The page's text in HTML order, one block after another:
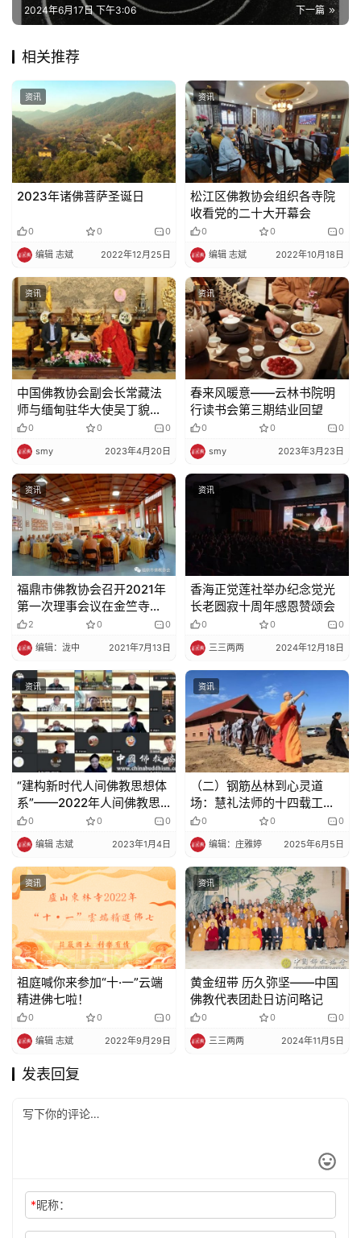
下一篇
2024年6月17日 下午3:06
相关推荐
资讯
2023年诸佛菩萨圣诞日
0 0 0
编辑 志斌 2022年12月25日
资讯
松江区佛教协会组织各寺院
收看党的二十大开幕会
0 0 0
编辑 志斌 2022年10月18日
资讯
中国佛教协会副会长常藏法
师与缅甸驻华大使吴丁貌瑞
等在北京灵光寺欢度缅历新
年泼水节
0 0 0
smy 2023年4月20日
资讯
春来风暖意——云林书院明
行读书会第三期结业回望
0 0 0
smy 2023年3月23日
资讯
福鼎市佛教协会召开2021年
第一次理事会议在金竺寺召
开2 0 0
编辑：泷中 2021年7月13日
资讯
香海正觉莲社举办纪念觉光
长老圆寂十周年感恩赞颂会
0 0 0
三三两两 2024年12月18日
资讯
“建构新时代人间佛教思想体
系”——2022年人间佛教思
想建设研讨会专家学者发言
与论文观点摘编
0 0 0
编辑 志斌 2023年1月4日
资讯
（二）钢筋丛林到心灵道
场：慧礼法师的十四载工程
弘法
0 0 0
编辑：庄雅婷 2025年6月5日
资讯
祖庭喊你来参加“十·一”云端
精进佛七啦！
0 0 0
编辑 志斌 2022年9月29日
资讯
黄金纽带 历久弥坚——中国
佛教代表团赴日访问略记
0 0 0
三三两两 2024年11月5日
发表回复
*昵称：